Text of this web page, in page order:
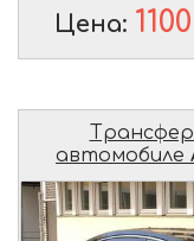
Цена: 1100
Трансфер
автомобиле